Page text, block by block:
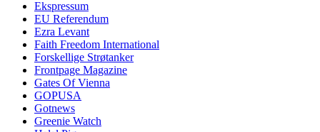
Ekspressum
EU Referendum
Ezra Levant
Faith Freedom International
Forskellige Strøtanker
Frontpage Magazine
Gates Of Vienna
GOPUSA
Gotnews
Greenie Watch